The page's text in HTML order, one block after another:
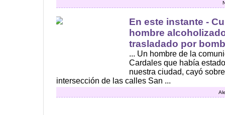
En este instante -
hombre
trasladado por
... Un hombre de la
Cardales que había
nuestra ciudad, cayó
intersección de las calles San ...